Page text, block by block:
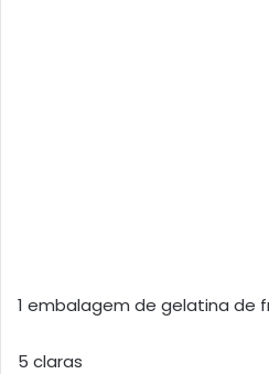
1 embalagem de gelatina de
5 claras